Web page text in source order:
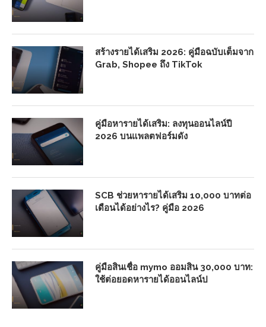
สร้างรายได้เสริม 2026: คู่มือฉบับเต็มจาก
Grab, Shopee ถึง TikTok
คู่มือหารายได้เสริม: ลงทุนออนไลน์ปี
2026 บนแพลตฟอร์มดัง
SCB ช่วยหารายได้เสริม 10,000 บาทต่อ
เดือนได้อย่างไร? คู่มือ 2026
คู่มือสินเชื่อ mymo ออมสิน 30,000 บาท:
ใช้ต่อยอดหารายได้ออนไลน์ป